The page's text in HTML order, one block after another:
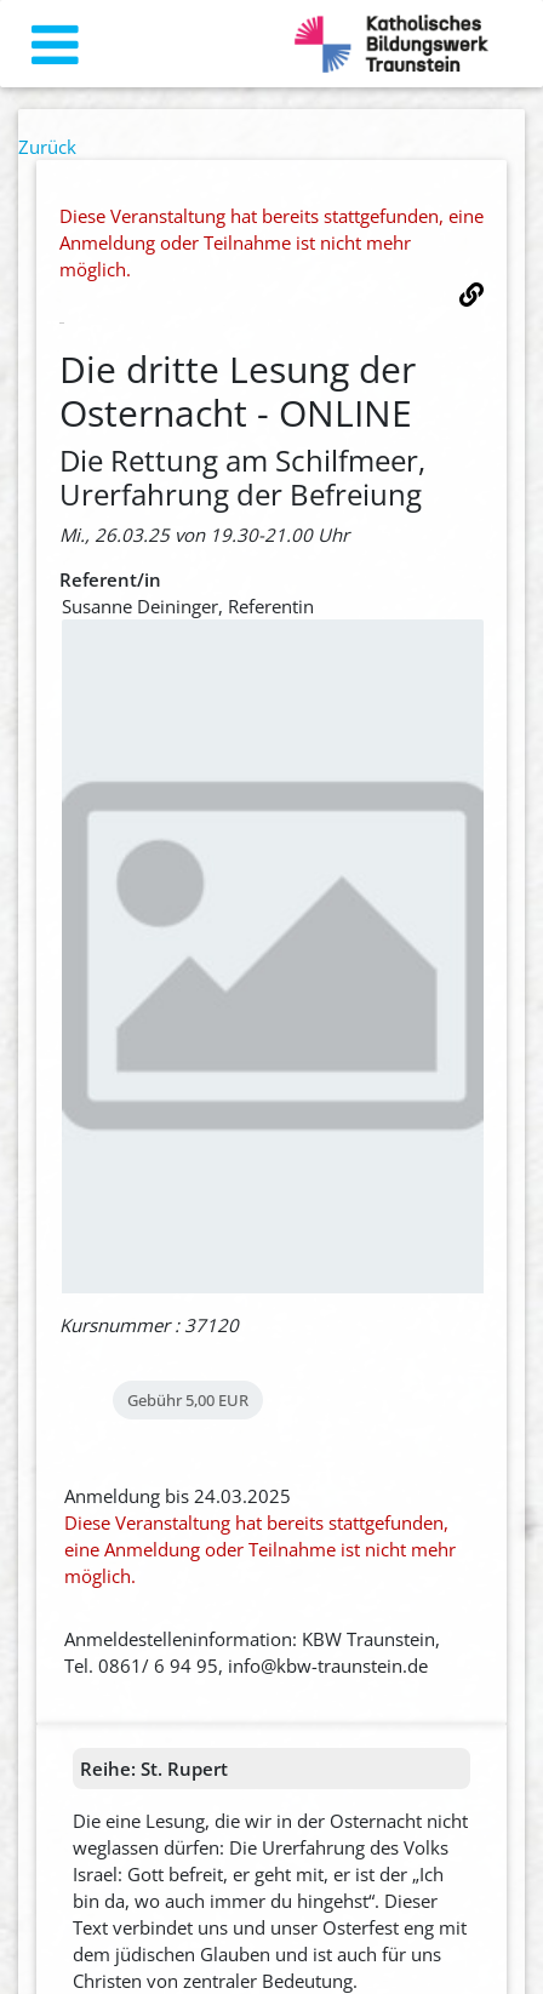
Zurück
Diese Veranstaltung hat bereits stattgefunden, eine
Anmeldung oder Teilnahme ist nicht mehr
möglich.
Die dritte Lesung der
Osternacht - ONLINE
Die Rettung am Schilfmeer,
Urerfahrung der Befreiung
Mi., 26.03.25 von 19.30-21.00 Uhr
Referent/in
Susanne Deininger, Referentin
Kursnummer : 37120
Gebühr 5,00 EUR
Anmeldung bis 24.03.2025
Diese Veranstaltung hat bereits stattgefunden,
eine Anmeldung oder Teilnahme ist nicht mehr
möglich.
Anmeldestelleninformation: KBW Traunstein,
Tel. 0861/ 6 94 95, info@kbw-traunstein.de
Reihe: St. Rupert
Die eine Lesung, die wir in der Osternacht nicht
weglassen dürfen: Die Urerfahrung des Volks
Israel: Gott befreit, er geht mit, er ist der „Ich
bin da, wo auch immer du hingehst“. Dieser
Text verbindet uns und unser Osterfest eng mit
dem jüdischen Glauben und ist auch für uns
Christen von zentraler Bedeutung.